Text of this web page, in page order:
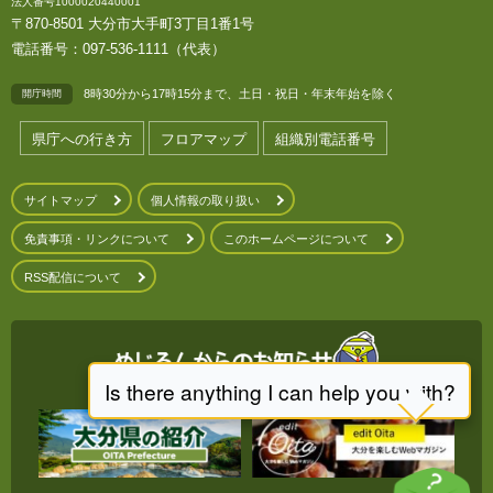
〒870-8501 大分市大手町3丁目1番1号
電話番号：097-536-1111（代表）
開庁時間 8時30分から17時15分まで、土日・祝日・年末年始を除く
県庁への行き方 フロアマップ 組織別電話番号
サイトマップ 個人情報の取り扱い
免責事項・リンクについて このホームページについて
RSS配信について